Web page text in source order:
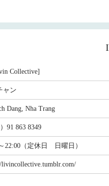
Collective]
ャン
Dang, Nha Trang
）91 863 8349
22:00（定休日 日曜日）
livincollective.tumblr.com/